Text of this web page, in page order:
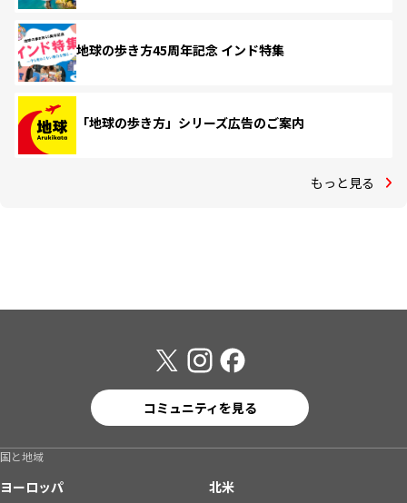
地球の歩き方45周年記念 インド特集
「地球の歩き方」シリーズ広告のご案内
もっと見る
コミュニティを見る
国と地域
ヨーロッパ
北米